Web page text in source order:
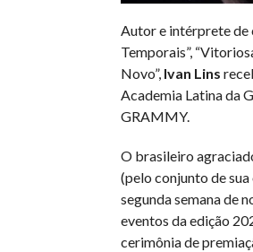
Autor e intérprete de
Temporais”,
Novo”, Ivan Lins
Academia Latina da
GRAMMY.
O brasileiro
(pelo conjunto de sua
segunda semana de
eventos da edição
cerimônia de